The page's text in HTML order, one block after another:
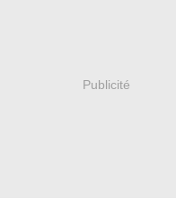
Publicité